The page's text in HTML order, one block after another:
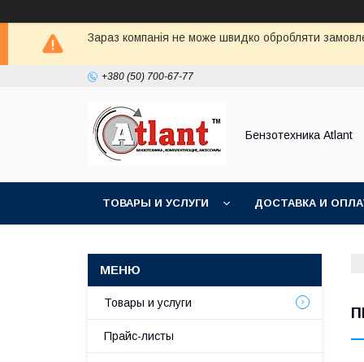
Зараз компанія не може швидко обробляти
+380 (50) 700-67-77
Бензотехника Atlant
ТОВАРЫ И УСЛУГИ ДОСТАВКА И
Товары и услуги
Прайс-листы